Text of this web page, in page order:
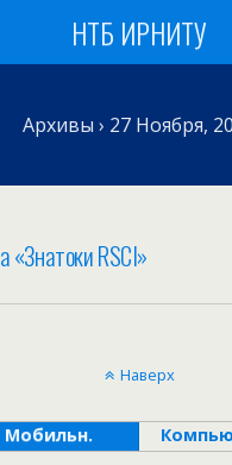
НТБ ИРНИТУ
Архивы › 27 Ноября,
«Знатоки RSCI»
Наверх
Мобильн.